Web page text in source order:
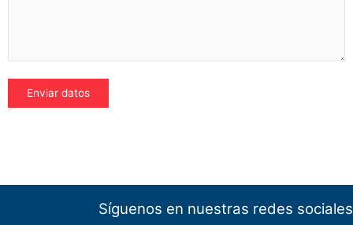
Síguenos en nuestras redes sociales